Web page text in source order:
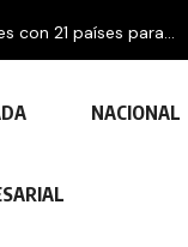
NACIONAL